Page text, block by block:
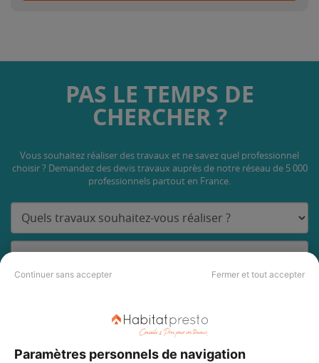
Continuer sans accepter Fermer et tout accepter
Paramètres personnels de navigation
PAS LE TEMPS DE
CHERCHER ?
Vous souhaitez réaliser des travaux et ne savez quel professionnel
choisir ? Demandez des devis travaux auprès de notre réseau de 5 000
professionnels partout en France.